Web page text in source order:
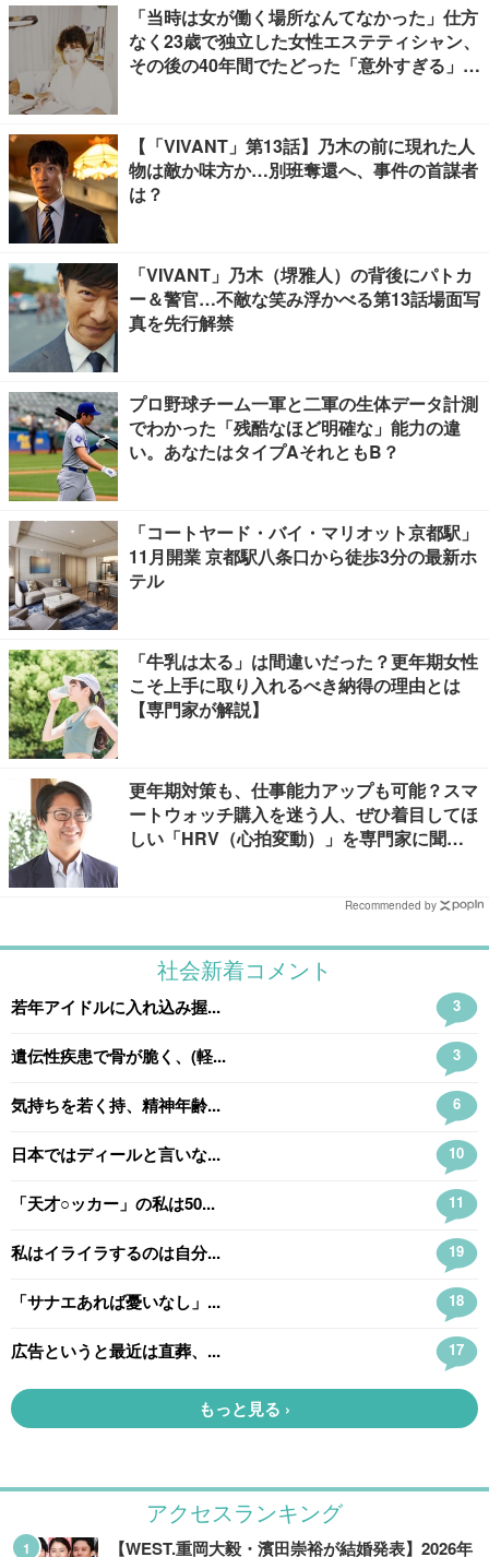
「当時は女が働く場所なんてなかった」仕方
なく23歳で独立した女性エステティシャン、
その後の40年間でたどった「意外すぎる」紆
【「VIVANT」第13話】乃木の前に現れた人
物は敵か味方か…別班奪還へ、事件の首謀者
は？
「VIVANT」乃木（堺雅人）の背後にパトカ
ー＆警官…不敵な笑み浮かべる第13話場面写
真を先行解禁
プロ野球チーム一軍と二軍の生体データ計測
でわかった「残酷なほど明確な」能力の違
い。あなたはタイプAそれともB？
「コートヤード・バイ・マリオット京都駅」
11月開業 京都駅八条口から徒歩3分の最新ホ
テル
「牛乳は太る」は間違いだった？更年期女性
こそ上手に取り入れるべき納得の理由とは
【専門家が解説】
更年期対策も、仕事能力アップも可能？スマ
ートウォッチ購入を迷う人、ぜひ着目してほ
しい「HRV（心拍変動）」を専門家に聞き
Recommended by
アクセスランキング
【WEST.重岡大毅・濱田崇裕が結婚発表】2026年